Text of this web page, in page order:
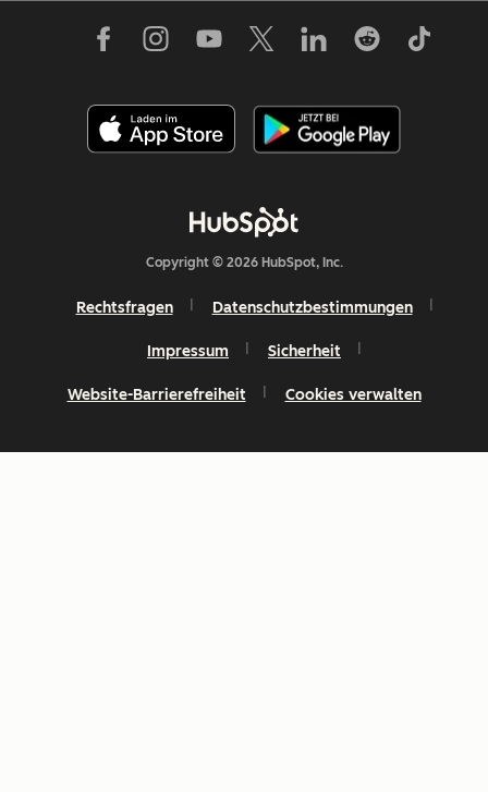
Copyright © 2026 HubSpot, Inc.
Rechtsfragen Datenschutzbestimmungen
Impressum Sicherheit
Website-Barrierefreiheit Cookies verwalten